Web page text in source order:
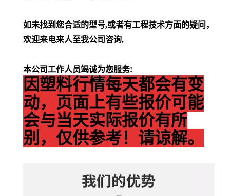
如未找到您合适的型号,或者有工程技术方面的疑问，
欢迎来电来人至我公司咨询,
本公司工作人员竭诚为您服务!
因塑料行情每天都会有变
动，页面上有些报价可能
会与当天实际报价有所
别，仅供参考！请谅解。